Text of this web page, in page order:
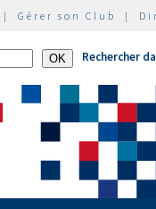
| Gérer son Club |
Rechercher